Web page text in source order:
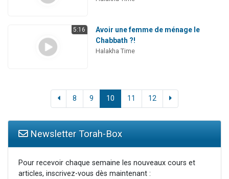
5:16
Avoir une femme de ménage le
Chabbath ?!
Halakha Time
8 9 10 11 12
Newsletter Torah-Box
Pour recevoir chaque semaine les nouveaux cours et
articles, inscrivez-vous dès maintenant :